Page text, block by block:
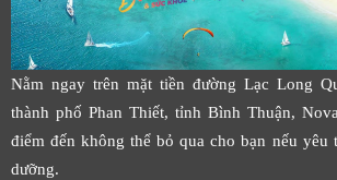
Nằm ngay trên mặt tiền đường Lạc Long
thành phố Phan Thiết, tỉnh Bình Thuận,
điểm đến không thể bỏ qua cho bạn nếu
dưỡng.